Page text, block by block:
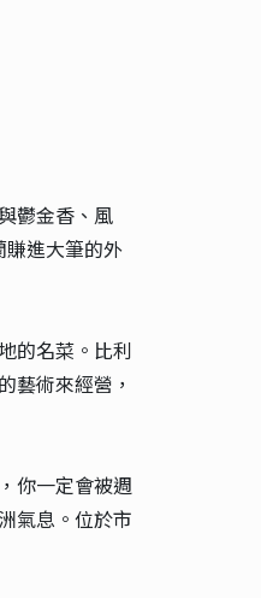
鬱金香、風
進大筆的外
的名菜。比利
藝術來經營，
你一定會被週
氣息。位於市